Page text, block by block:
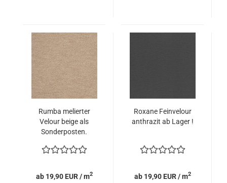
Rumba melierter
Velour beige als
Sonderposten.
ab 19,90 EUR / m2
Roxane Feinvelour
anthrazit ab Lager !
ab 19,90 EUR / m2